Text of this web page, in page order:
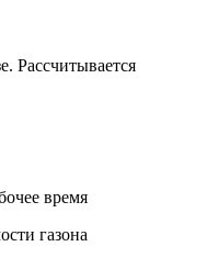
Рассчитывается
время